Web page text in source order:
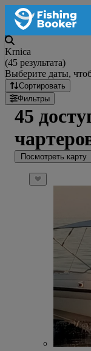
Krnica
(45 результата)
Выберите даты,
Сортировать
Фильтры
45
Посмотреть карту